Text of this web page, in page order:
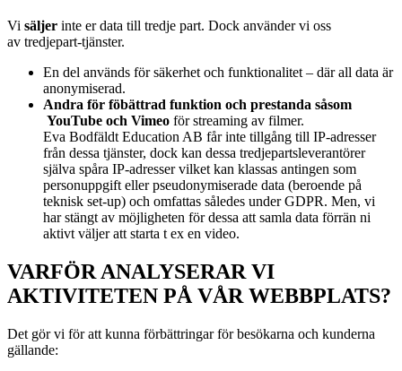
Vi säljer inte er data till tredje part. Dock använder vi oss
av tredjepart-tjänster.
En del används för säkerhet och funktionalitet – där all data är
anonymiserad.
Andra för föbättrad funktion och prestanda såsom
YouTube och Vimeo för streaming av filmer.
Eva Bodfäldt Education AB får inte tillgång till IP-adresser
från dessa tjänster, dock kan dessa tredjepartsleverantörer
själva spåra IP-adresser vilket kan klassas antingen som
personuppgift eller pseudonymiserade data (beroende på
teknisk set-up) och omfattas således under GDPR. Men, vi
har stängt av möjligheten för dessa att samla data förrän ni
aktivt väljer att starta t ex en video.
VARFÖR ANALYSERAR VI
AKTIVITETEN PÅ VÅR WEBBPLATS?
Det gör vi för att kunna förbättringar för besökarna och kunderna
gällande: